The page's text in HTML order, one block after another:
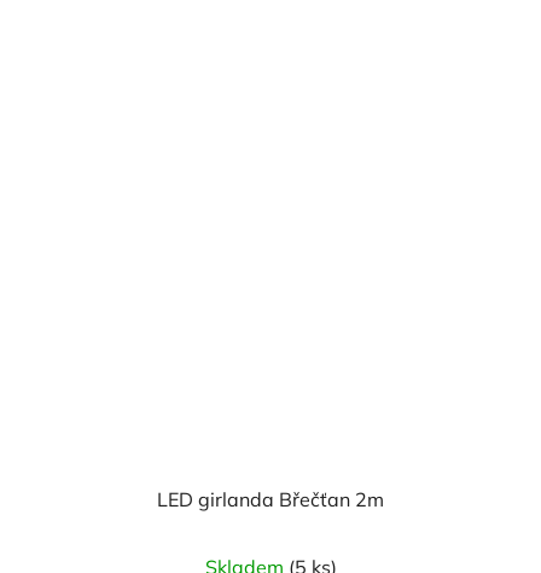
LED girlanda Břečťan 2m
Skladem (5 ks)